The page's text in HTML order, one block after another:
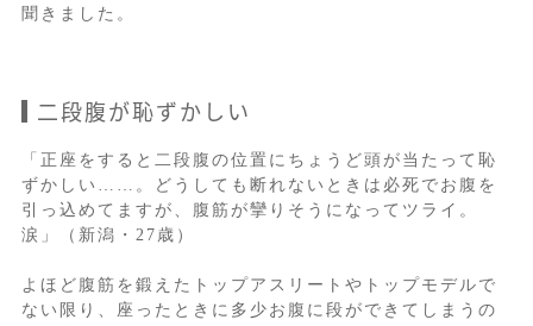
聞きました。
二段腹が恥ずかしい
「正座をすると二段腹の位置にちょうど頭が当たって恥
ずかしい……。どうしても断れないときは必死でお腹を
引っ込めてますが、腹筋が攣りそうになってツライ。
涙」（新潟・27歳）
よほど腹筋を鍛えたトップアスリートやトップモデルで
ない限り、座ったときに多少お腹に段ができてしまうの